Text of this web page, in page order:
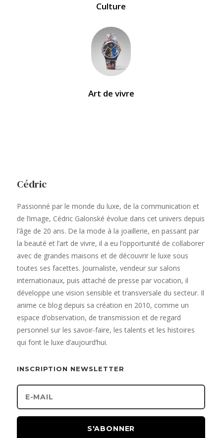
Culture
Art de vivre
Cédric
Passionné par le monde du luxe, de la communication et
de l’image, Cédric Galonské évolue dans cet univers depuis
l’âge de 20 ans. De la mode à la joaillerie, en passant par
la beauté et l’art de vivre, il a eu l’opportunité de collaborer
avec de grandes maisons et de découvrir le luxe sous
toutes ses facettes. Journaliste, vendeur sur salons
internationaux, puis attaché de presse par vocation, il
développe une vision sensible et transversale du secteur. Il
anime ce blog depuis sa création en 2010, comme un
espace d’observation, de transmission et de regard
personnel sur les savoir-faire, les talents et les histoires
qui font le luxe d’aujourd’hui.
INSCRIPTION NEWSLETTER
S'ABONNER